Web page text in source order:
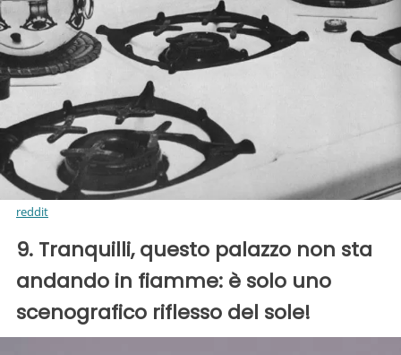
reddit
9. Tranquilli, questo palazzo non sta
andando in fiamme: è solo uno
scenografico riflesso del sole!